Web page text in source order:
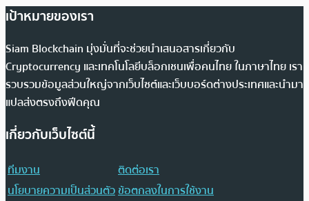
เป้าหมายของเรา
Siam Blockchain มุ่งมั่นที่จะช่วยนำเสนอสารเกี่ยวกับ
Cryptocurrency และเทคโนโลยีบล็อกเชนเพื่อคนไทย ในภาษาไทย เรา
รวบรวมข้อมูลส่วนใหญ่จากเว็บไซต์และเว็บบอร์ดต่างประเทศและนำมา
แปลส่งตรงถึงฟีดคุณ
เกี่ยวกับเว็บไซต์นี้
ทีมงาน
ติดต่อเรา
นโยบายความเป็นส่วนตัวข้อตกลงในการใช้งาน